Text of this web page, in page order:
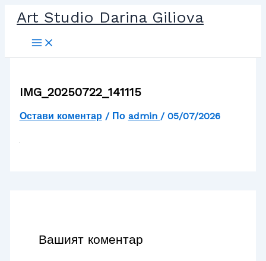
Прескочи
съдържанието
Art Studio Darina Giliova
IMG_20250722_141115
Остави коментар / По admin / 05/07/2026
Вашият коментар